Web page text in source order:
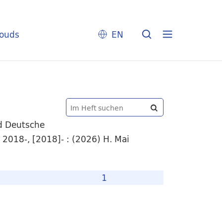
EN
Deutsche
, [2018]- : (2026) H. Mai
1